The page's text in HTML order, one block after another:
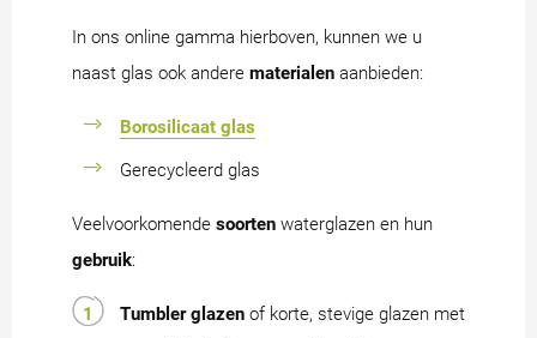
In ons online gamma hierboven, kunnen we u
naast glas ook andere materialen aanbieden:
Borosilicaat glas
Gerecycleerd glas
Veelvoorkomende soorten waterglazen en hun
gebruik:
Tumbler glazen of korte, stevige glazen met